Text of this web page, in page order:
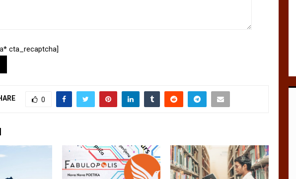
cta_recaptcha]
0